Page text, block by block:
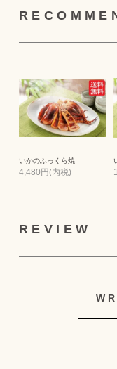
いかのふっくら焼
4,480円(内税)
REVIEW